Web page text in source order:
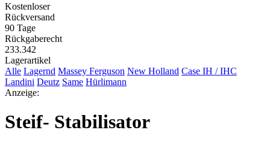
Kostenloser
Rückversand
90 Tage
Rückgaberecht
233.342
Lagerartikel
Alle Lagernd Massey Ferguson New Holland Case IH / IHC
Landini Deutz Same Hürlimann
Anzeige:
Steif- Stabilisator